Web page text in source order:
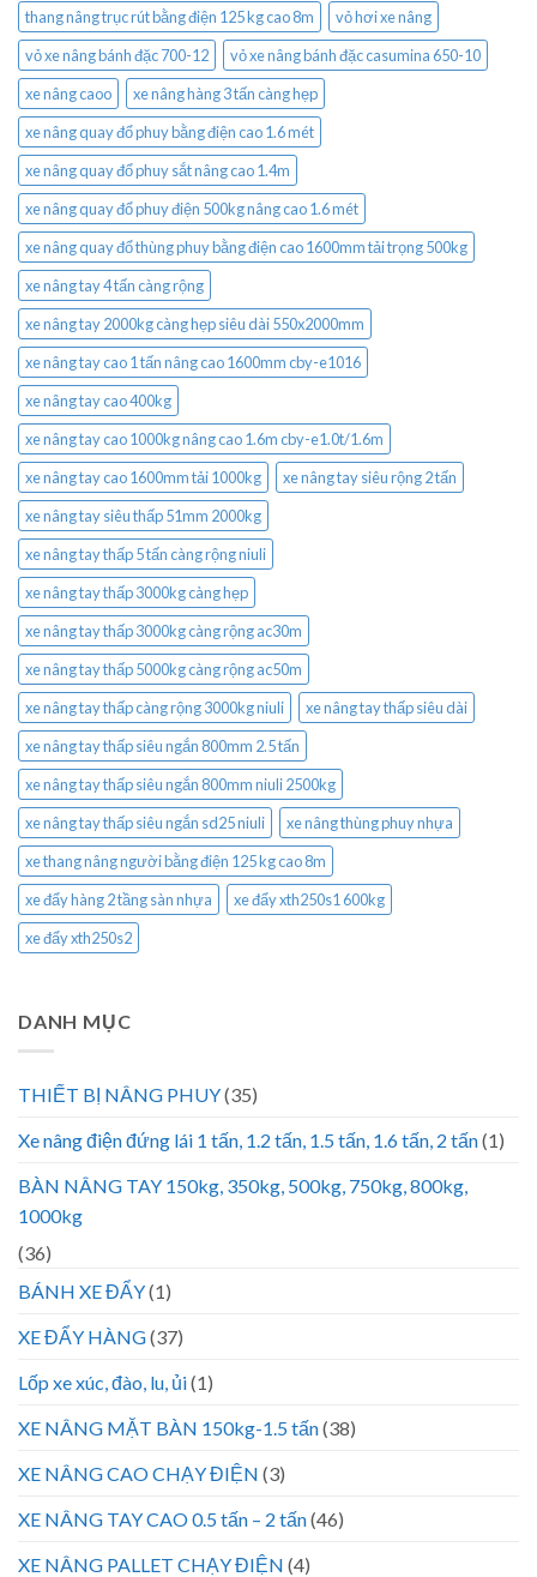
thang nâng trục rút bằng điện 125 kg cao 8m
vỏ hơi xe nâng
vỏ xe nâng bánh đặc 700-12
vỏ xe nâng bánh đặc casumina 650-10
xe nâng caoo
xe nâng hàng 3 tấn càng hẹp
xe nâng quay đổ phuy bằng điện cao 1.6 mét
xe nâng quay đổ phuy sắt nâng cao 1.4m
xe nâng quay đổ phuy điện 500kg nâng cao 1.6 mét
xe nâng quay đổ thùng phuy bằng điện cao 1600mm tải trọng 500kg
xe nâng tay 4 tấn càng rộng
xe nâng tay 2000kg càng hẹp siêu dài 550x2000mm
xe nâng tay cao 1 tấn nâng cao 1600mm cby-e1016
xe nâng tay cao 400kg
xe nâng tay cao 1000kg nâng cao 1.6m cby-e1.0t/1.6m
xe nâng tay cao 1600mm tải 1000kg
xe nâng tay siêu rộng 2 tấn
xe nâng tay siêu thấp 51mm 2000kg
xe nâng tay thấp 5 tấn càng rộng niuli
xe nâng tay thấp 3000kg càng hẹp
xe nâng tay thấp 3000kg càng rộng ac30m
xe nâng tay thấp 5000kg càng rộng ac50m
xe nâng tay thấp càng rộng 3000kg niuli
xe nâng tay thấp siêu dài
xe nâng tay thấp siêu ngắn 800mm 2.5 tấn
xe nâng tay thấp siêu ngắn 800mm niuli 2500kg
xe nâng tay thấp siêu ngắn sd25 niuli
xe nâng thùng phuy nhựa
xe thang nâng người bằng điện 125 kg cao 8m
xe đẩy hàng 2 tầng sàn nhựa
xe đẩy xth250s1 600kg
xe đẩy xth250s2
DANH MỤC
THIẾT BỊ NÂNG PHUY(35)
Xe nâng điện đứng lái 1 tấn, 1.2 tấn, 1.5 tấn, 1.6 tấn, 2 tấn(1)
BÀN NÂNG TAY 150kg, 350kg, 500kg, 750kg, 800kg,
1000kg
(36)
BÁNH XE ĐẨY(1)
XE ĐẨY HÀNG(37)
Lốp xe xúc, đào, lu, ủi(1)
XE NÂNG MẶT BÀN 150kg-1.5 tấn(38)
XE NÂNG CAO CHẠY ĐIỆN (3)
XE NÂNG TAY CAO 0.5 tấn – 2 tấn(46)
XE NÂNG PALLET CHẠY ĐIỆN (4)